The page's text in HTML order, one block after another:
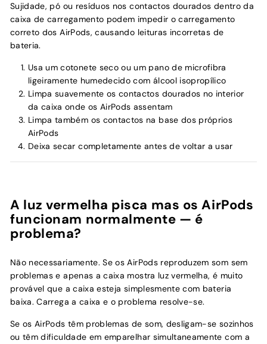
Sujidade, pó ou resíduos nos contactos dourados dentro da
caixa de carregamento podem impedir o carregamento
correto dos AirPods, causando leituras incorretas de
bateria.
Usa um cotonete seco ou um pano de microfibra
ligeiramente humedecido com álcool isopropílico
Limpa suavemente os contactos dourados no interior
da caixa onde os AirPods assentam
Limpa também os contactos na base dos próprios
AirPods
Deixa secar completamente antes de voltar a usar
A luz vermelha pisca mas os AirPods
funcionam normalmente — é
problema?
Não necessariamente. Se os AirPods reproduzem som sem
problemas e apenas a caixa mostra luz vermelha, é muito
provável que a caixa esteja simplesmente com bateria
baixa. Carrega a caixa e o problema resolve-se.
Se os AirPods têm problemas de som, desligam-se sozinhos
ou têm dificuldade em emparelhar simultaneamente com a